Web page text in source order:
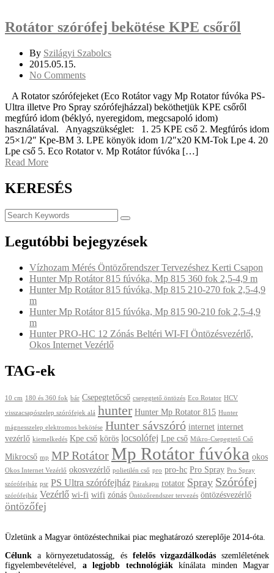
Rotátor szórófej bekötése KPE csőről
By Szilágyi Szabolcs
2015.05.15.
No Comments
A Rotator szórófejeket (Eco Rotátor vagy Mp Rotator fúvóka PS-
Ultra illetve Pro Spray szórófejházzal) beköthetjük KPE csőről
megfúró idom (béklyó, nyeregidom, megcsapoló idom)
használatával. Anyagszükséglet: 1. 25 KPE cső 2. Megfúrós idom
25×1/2″ Kpe-BM 3. LPE könyök idom 1/2″x20 KM-Tok Lpe 4. 20
Lpe cső 5. Eco Rotator v. Mp Rotátor fúvóka […]
Read More
KERESÉS
Legutóbbi bejegyzések
Vízhozam Mérés Öntözőrendszer Tervezéshez Kerti Csapon
Hunter Mp Rotátor 815 fúvóka, Mp 815 360 fok 2,5-4,9 m
Hunter Mp Rotátor 815 fúvóka, Mp 815 210-270 fok 2,5-4,9
m
Hunter Mp Rotátor 815 fúvóka, Mp 815 90-210 fok 2,5-4,9
m
Hunter PRO-HC 12 Zónás Beltéri WI-FI Öntözésvezérlő,
Okos Internet Vezérlő
TAG-ek
10 cm 180 és 360 fok bár Csepegtetőcső csepegtető öntözés Eco Rotator HCV
visszacsapószelep szórófejek alá hunter Hunter Mp Rotator 815 Hunter
mágnesszelep elektromos bekötése Hunter sávszóró internet internet
vezérlő kiemelkedés Kpe cső körös locsolófej Lpe cső Mikro-Csepegtető Cső
Mikrocső mp MP Rotátor Mp Rotátor fúvóka okos
Okos Internet Vezérlő okosvezérlő polietilén cső pro pro-hc Pro Spray Pro Spray
szórófejház psr PS Ultra szórófejház Párakapu rotator Spray Szórófej
szórófejház Vezérlő wi-fi wifi zónás Öntözőrendszer tervezés öntözésvezérlő
öntözőfej
Üzletünk a Magyar öntözéstechnikai piac meghatározó szereplője 2014-óta.
Célunk a környezetudatosság, és felelős vizgazdálkodás szemléletének
figyelembevételével, a legjobb technológiákkínálata minden Magyar